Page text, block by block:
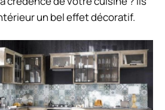
un bel effet décoratif.